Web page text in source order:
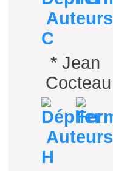
Auteurs
C
* Jean
Cocteau
Auteurs
H